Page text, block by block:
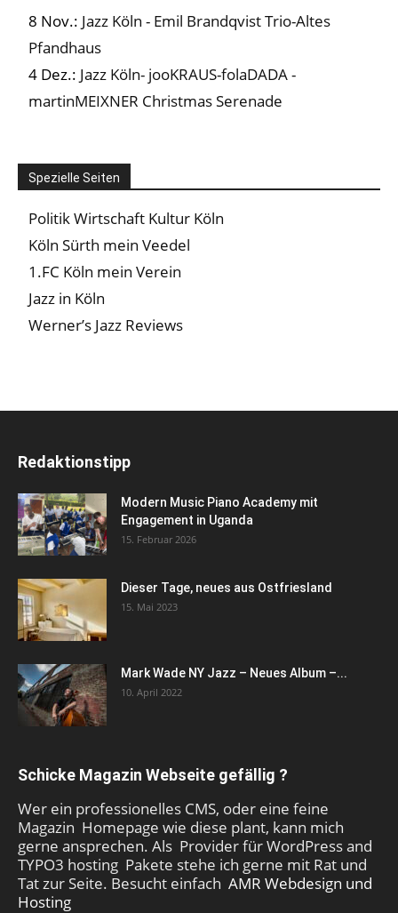
8 Nov.: Jazz Köln - Emil Brandqvist Trio-Altes
Pfandhaus
4 Dez.: Jazz Köln- jooKRAUS-folaDADA -
martinMEIXNER Christmas Serenade
Spezielle Seiten
Politik Wirtschaft Kultur Köln
Köln Sürth mein Veedel
1.FC Köln mein Verein
Jazz in Köln
Werner’s Jazz Reviews
Redaktionstipp
Modern Music Piano Academy mit
Engagement in Uganda
15. Februar 2026
Dieser Tage, neues aus Ostfriesland
15. Mai 2023
Mark Wade NY Jazz – Neues Album –...
10. April 2022
Schicke Magazin Webseite gefällig ?
Wer ein professionelles CMS, oder eine feine
Magazin Homepage wie diese plant, kann mich
gerne ansprechen. Als Provider für WordPress and
TYPO3 hosting Pakete stehe ich gerne mit Rat und
Tat zur Seite. Besucht einfach AMR Webdesign und
Hosting